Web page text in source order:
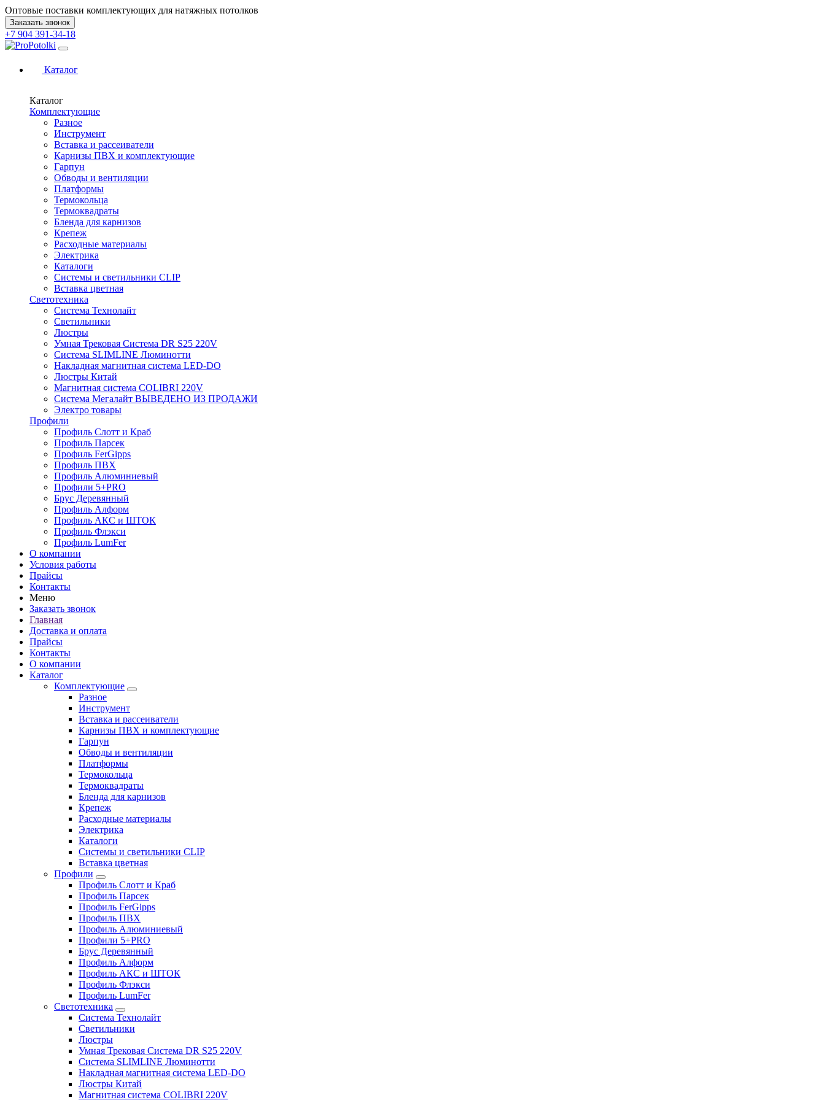
Оптовые поставки комплектующих для натяжных потолков
Заказать звонок
+7 904 391-34-18
Каталог
Каталог
Комплектующие
Разное
Инструмент
Вставка и рассеиватели
Карнизы ПВХ и комплектующие
Гарпун
Обводы и вентиляции
Платформы
Термокольца
Термоквадраты
Бленда для карнизов
Крепеж
Расходные материалы
Электрика
Каталоги
Системы и светильники CLIP
Вставка цветная
Светотехника
Система Технолайт
Светильники
Люстры
Умная Трековая Система DR S25 220V
Система SLIMLINE Люминотти
Накладная магнитная система LED-DO
Люстры Китай
Магнитная система COLIBRI 220V
Система Мегалайт ВЫВЕДЕНО ИЗ ПРОДАЖИ
Электро товары
Профили
Профиль Слотт и Краб
Профиль Парсек
Профиль FerGipps
Профиль ПВХ
Профиль Алюминиевый
Профили 5+PRO
Брус Деревянный
Профиль Алформ
Профиль АКС и ШТОК
Профиль Флэкси
Профиль LumFer
О компании
Условия работы
Прайсы
Контакты
Меню
Заказать звонок
Главная
Доставка и оплата
Прайсы
Контакты
О компании
Каталог
Комплектующие
Разное
Инструмент
Вставка и рассеиватели
Карнизы ПВХ и комплектующие
Гарпун
Обводы и вентиляции
Платформы
Термокольца
Термоквадраты
Бленда для карнизов
Крепеж
Расходные материалы
Электрика
Каталоги
Системы и светильники CLIP
Вставка цветная
Профили
Профиль Слотт и Краб
Профиль Парсек
Профиль FerGipps
Профиль ПВХ
Профиль Алюминиевый
Профили 5+PRO
Брус Деревянный
Профиль Алформ
Профиль АКС и ШТОК
Профиль Флэкси
Профиль LumFer
Светотехника
Система Технолайт
Светильники
Люстры
Умная Трековая Система DR S25 220V
Система SLIMLINE Люминотти
Накладная магнитная система LED-DO
Люстры Китай
Магнитная система COLIBRI 220V